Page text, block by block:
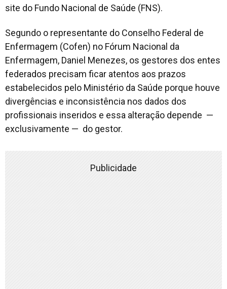
site do Fundo Nacional de Saúde (FNS).
Segundo o representante do Conselho Federal de
Enfermagem (Cofen) no Fórum Nacional da
Enfermagem, Daniel Menezes, os gestores dos entes
federados precisam ficar atentos aos prazos
estabelecidos pelo Ministério da Saúde porque houve
divergências e inconsistência nos dados dos
profissionais inseridos e essa alteração depende —
exclusivamente — do gestor.
Publicidade